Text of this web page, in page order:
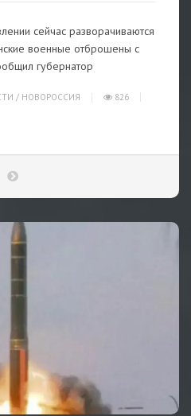
сейчас разворачиваются
военные отброшены с
губернатор
/ НОВОРОССИЯ
826